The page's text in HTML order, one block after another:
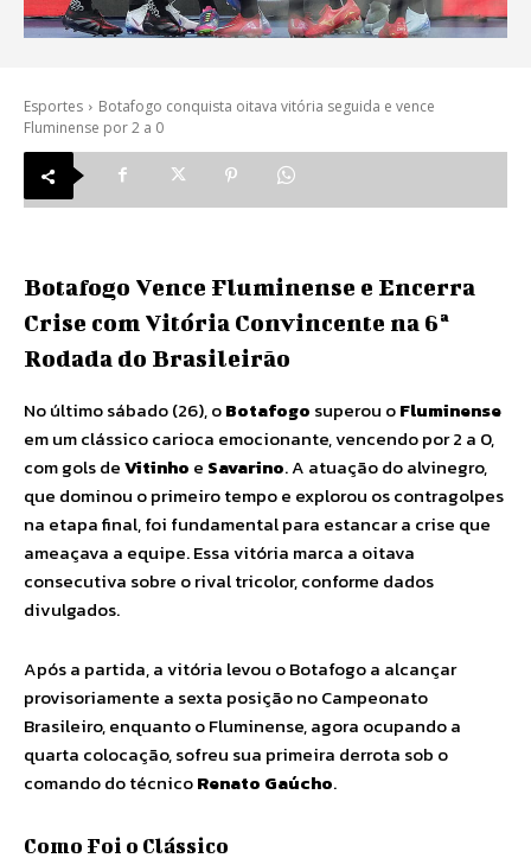
Esportes
Botafogo conquista oitava vitória seguida e vence
Fluminense por 2 a 0
Botafogo Vence Fluminense e Encerra
Crise com Vitória Convincente na 6ª
Rodada do Brasileirão
No último sábado (26), oBotafogo superou oFluminense
em um clássico carioca emocionante, vencendo por 2 a 0,
com gols deVitinho e Savarino. A atuação do alvinegro,
que dominou o primeiro tempo e explorou os contragolpes
na etapa final, foi fundamental para estancar a crise que
ameaçava a equipe. Essa vitória marca a oitava
consecutiva sobre o rival tricolor, conforme dados
divulgados.
Após a partida, a vitória levou o Botafogo a alcançar
provisoriamente a sexta posição no Campeonato
Brasileiro, enquanto o Fluminense, agora ocupando a
quarta colocação, sofreu sua primeira derrota sob o
comando do técnicoRenato Gaúcho.
Como Foi o Clássico